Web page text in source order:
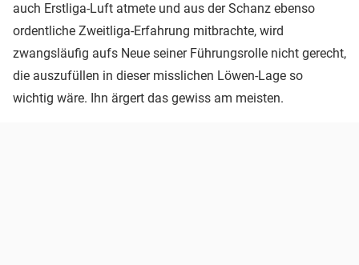
auch Erstliga-Luft atmete und aus der Schanz ebenso
ordentliche Zweitliga-Erfahrung mitbrachte, wird
zwangsläufig aufs Neue seiner Führungsrolle nicht gerecht,
die auszufüllen in dieser misslichen Löwen-Lage so
wichtig wäre. Ihn ärgert das gewiss am meisten.